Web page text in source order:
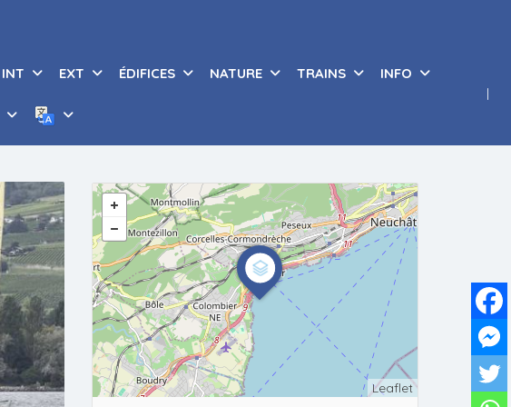
INT EXT ÉDIFICES NATURE TRAINS INFO
Leaflet